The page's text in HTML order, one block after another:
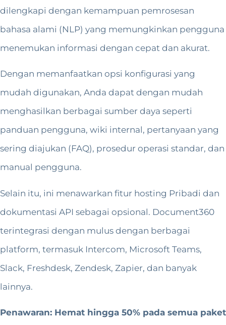
dilengkapi dengan kemampuan pemrosesan
bahasa alami (NLP) yang memungkinkan pengguna
menemukan informasi dengan cepat dan akurat.
Dengan memanfaatkan opsi konfigurasi yang
mudah digunakan, Anda dapat dengan mudah
menghasilkan berbagai sumber daya seperti
panduan pengguna, wiki internal, pertanyaan yang
sering diajukan (FAQ), prosedur operasi standar, dan
manual pengguna.
Selain itu, ini menawarkan fitur hosting Pribadi dan
dokumentasi API sebagai opsional. Document360
terintegrasi dengan mulus dengan berbagai
platform, termasuk Intercom, Microsoft Teams,
Slack, Freshdesk, Zendesk, Zapier, dan banyak
lainnya.
Penawaran: Hemat hingga 50% pada semua paket